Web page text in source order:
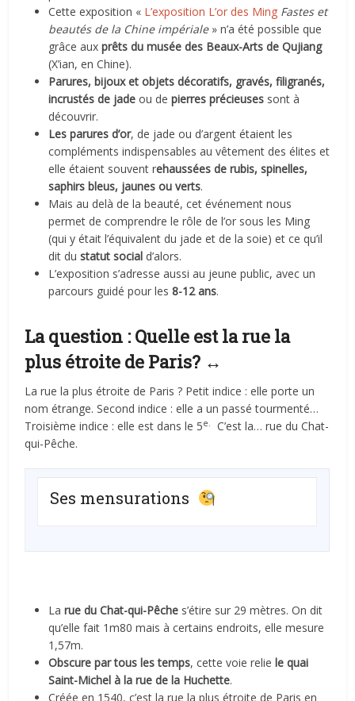
Cette exposition « L’exposition L’or des Ming Fastes et
beautés de la Chine impériale» n’a été possible que
grâce auxprêts du musée des Beaux-Arts de Qujiang
(X’ian, en Chine).
Parures, bijoux et objets décoratifs, gravés, filigranés,
incrustés de jade ou depierres précieuses sont à
découvrir.
Les parures d’or, de jade ou d’argent étaient les
compléments indispensables au vêtement des élites et
elle étaient souvent rehaussées de rubis, spinelles,
saphirs bleus, jaunes ou verts.
Mais au delà de la beauté, cet événement nous
permet de comprendre le rôle de l’or sous les Ming
(qui y était l’équivalent du jade et de la soie) et ce qu’il
dit dustatut social d’alors.
L’exposition s’adresse aussi au jeune public, avec un
parcours guidé pour les 8-12 ans.
La question : Quelle est la rue la
plus étroite de Paris? ↔️
La rue la plus étroite de Paris ? Petit indice : elle porte un
nom étrange. Second indice : elle a un passé tourmenté…
Troisième indice : elle est dans le 5e.
C’est la… rue du Chat-
qui-Pêche.
Ses mensurations
Larue du Chat-qui-Pêche s’étire sur 29 mètres. On dit
qu’elle fait 1m80 mais à certains endroits, elle mesure
1,57m.
Obscure par tous les temps, cette voie relie le quai
Saint-Michel à la rue de la Huchette.
Créée en 1540, c’est la rue la plus étroite de Paris en